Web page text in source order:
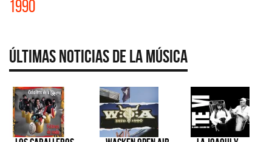
1990
Últimas Noticias de la Música